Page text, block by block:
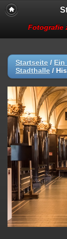
Fotografie
Startseite / Ein
Stadthalle /